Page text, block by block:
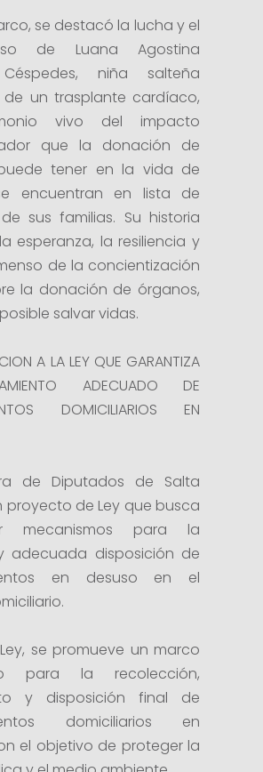
se destacó la lucha y el
de Luana Agostina
niña salteña
un trasplante cardíaco,
vivo del impacto
que la donación de
tener en la vida de
encuentran en lista de
sus familias. Su historia
esperanza, la resiliencia y
de la concientización
la donación de órganos,
salvar vidas.
A LA LEY QUE GARANTIZA
ADECUADO DE
DOMICILIARIOS EN
de Diputados de Salta
proyecto de Ley que busca
mecanismos para la
adecuada disposición de
en desuso en el
se promueve un marco
para la recolección,
y disposición final de
domiciliarios en
el objetivo de proteger la